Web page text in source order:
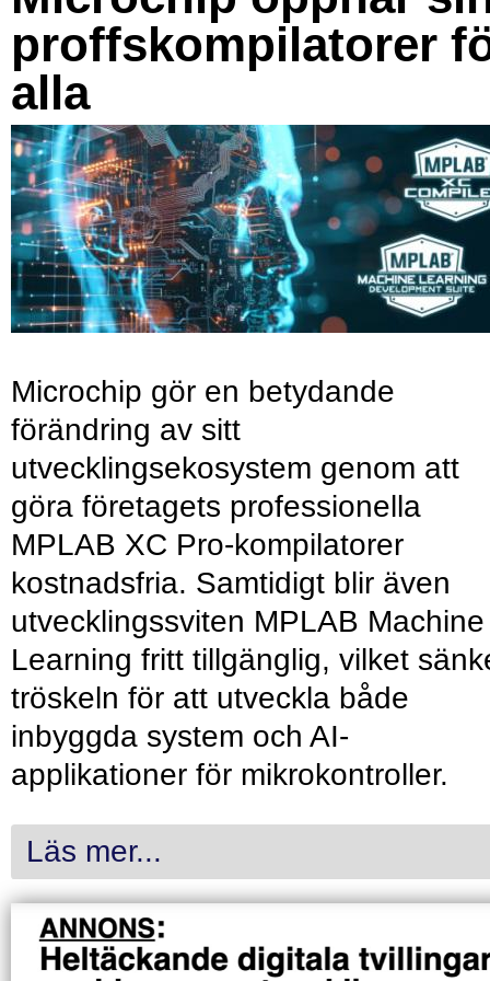
proffskompilatorer
alla
Microchip gör en betydande
förändring av sitt
utvecklingsekosystem genom att
göra företagets professionella
MPLAB XC Pro-kompilatorer
kostnadsfria. Samtidigt blir även
utvecklingssviten MPLAB Machine
Learning fritt tillgänglig, vilket
tröskeln för att utveckla både
inbyggda system och AI-
applikationer för mikrokontroller.
Läs mer...